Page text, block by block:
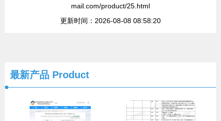
mail.com/product/25.html
更新时间：2026-08-08 08:58:20
最新产品 Product